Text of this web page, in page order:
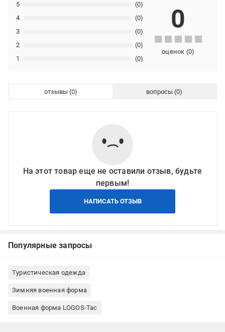
1 (0)
2 (0)
3 (0)
4 (0)
5 (0)
0
оценок (0)
отзывы вопросы
На этот товар еще не оставили отзыв, будьте
первым!
НАПИСАТЬ ОТЗЫВ
Популярные запросы
Туристическая одежда
Зимняя военная форма
Военная форма LOGOS-Tac